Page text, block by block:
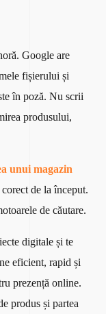
Google are
fișierului și
în poză. Nu scrii
produsului,
unui magazin
de la început.
de căutare.
digitale și te
eficient, rapid și
prezență online.
produs și partea